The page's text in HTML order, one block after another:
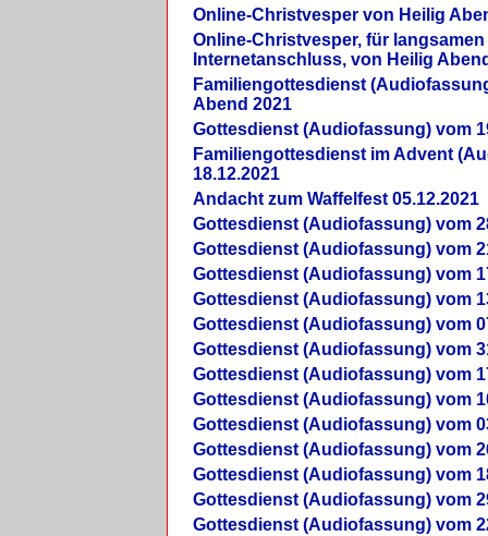
Online-Christvesper von Heilig
Online-Christvesper, für langsamen
Internetanschluss, von Heilig
Familiengottesdienst
Abend 2021
Gottesdienst (Audiofassung) vom
Familiengottesdienst im Advent
18.12.2021
Andacht zum Waffelfest 05.12.2021
Gottesdienst (Audiofassung) vom
Gottesdienst (Audiofassung) vom
Gottesdienst (Audiofassung) vom
Gottesdienst (Audiofassung) vom
Gottesdienst (Audiofassung) vom
Gottesdienst (Audiofassung) vom
Gottesdienst (Audiofassung) vom
Gottesdienst (Audiofassung) vom
Gottesdienst (Audiofassung) vom
Gottesdienst (Audiofassung) vom
Gottesdienst (Audiofassung) vom
Gottesdienst (Audiofassung) vom
Gottesdienst (Audiofassung) vom